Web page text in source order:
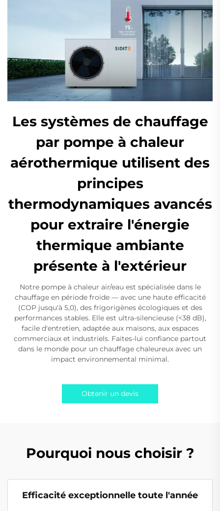
Les systèmes de chauffage
par pompe à chaleur
aérothermique utilisent des
principes
thermodynamiques avancés
pour extraire l'énergie
thermique ambiante
présente à l'extérieur
Notre pompe à chaleur air/eau est spécialisée dans le
chauffage en période froide — avec une haute efficacité
(COP jusqu'à 5,0), des frigorigènes écologiques et des
performances stables. Elle est ultra-silencieuse (<38 dB),
facile d'entretien, adaptée aux maisons, aux espaces
commerciaux et industriels. Faites-lui confiance partout
dans le monde pour un chauffage chaleureux avec un
impact environnemental minimal.
Obtenir un devis
Pourquoi nous choisir ?
Efficacité exceptionnelle toute l'année